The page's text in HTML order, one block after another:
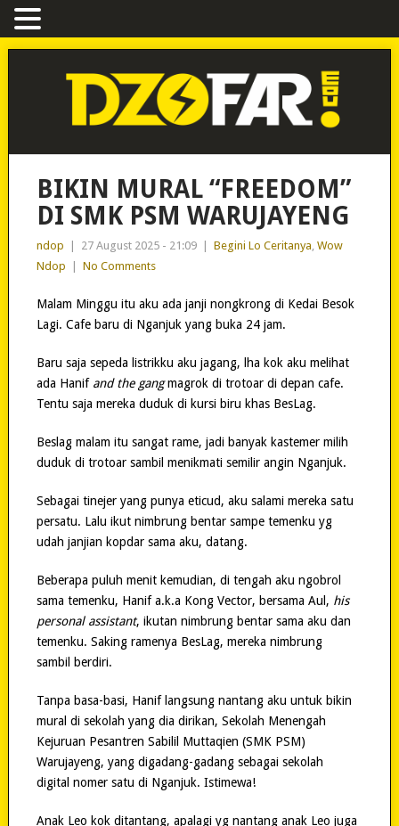
BIKIN MURAL “FREEDOM”
DI SMK PSM WARUJAYENG
ndop 27 August 2025 - 21:09 Begini Lo Ceritanya Wow
Ndop
No Comments
Malam Minggu itu aku ada janji nongkrong di Kedai Besok
Lagi. Cafe baru di Nganjuk yang buka 24 jam.
Baru saja sepeda listrikku aku jagang, lha kok aku melihat
ada Hanif and the gangmagrok di trotoar di depan cafe.
Tentu saja mereka duduk di kursi biru khas BesLag.
Beslag malam itu sangat rame, jadi banyak kastemer milih
duduk di trotoar sambil menikmati semilir angin Nganjuk.
Sebagai tinejer yang punya eticud, aku salami mereka satu
persatu. Lalu ikut nimbrung bentar sampe temenku yg
udah janjian kopdar sama aku, datang.
Beberapa puluh menit kemudian, di tengah aku ngobrol
sama temenku, Hanif a.k.a Kong Vector, bersama Aul, his
personal assistant, ikutan nimbrung bentar sama aku dan
temenku. Saking ramenya BesLag, mereka nimbrung
sambil berdiri.
Tanpa basa-basi, Hanif langsung nantang aku untuk bikin
mural di sekolah yang dia dirikan, Sekolah Menengah
Kejuruan Pesantren Sabilil Muttaqien (SMK PSM)
Warujayeng, yang digadang-gadang sebagai sekolah
digital nomer satu di Nganjuk. Istimewa!
Anak Leo kok ditantang, apalagi yg nantang anak Leo juga